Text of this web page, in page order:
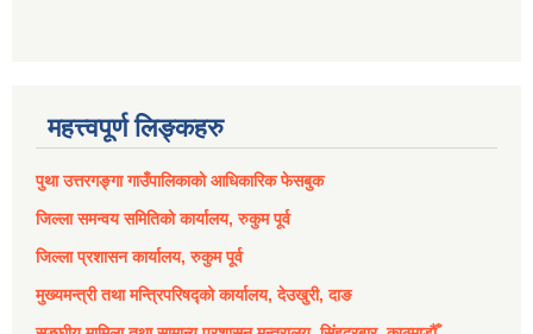
महत्त्वपूर्ण लिङ्कहरु
पुथा उत्तरगङ्गा गाउँपालिकाको आधिकारिक फेसबुक
जिल्ला समन्वय समितिको कार्यालय, रुकुम पूर्व
जिल्ला प्रशासन कार्यालय, रुकुम पूर्व
मुख्यमन्त्री तथा मन्त्रिपरिषद्को कार्यालय, देउखुरी, दाङ